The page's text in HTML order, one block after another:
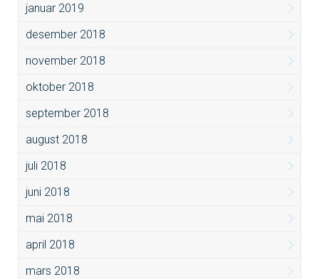
januar 2019
desember 2018
november 2018
oktober 2018
september 2018
august 2018
juli 2018
juni 2018
mai 2018
april 2018
mars 2018